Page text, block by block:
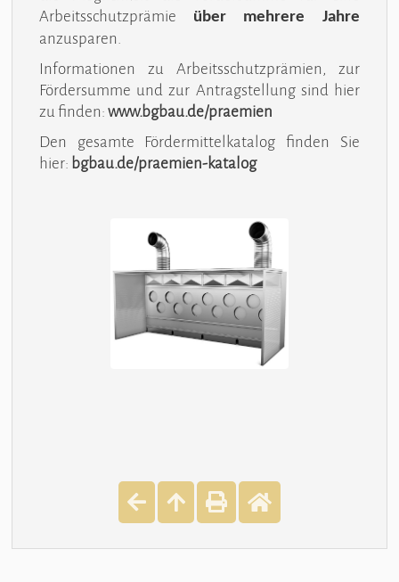
Arbeitsschutzprämie über mehrere Jahre
anzusparen.
Informationen zu Arbeitsschutzprämien, zur
Fördersumme und zur Antragstellung sind hier
zu finden:www.bgbau.de/praemien
Den gesamte Fördermittelkatalog finden Sie
hier: bgbau.de/praemien-katalog